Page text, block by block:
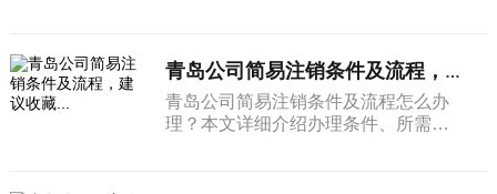
青岛公司简易注销条件及流程，建议收藏...
青岛公司简易注销条件及流程怎么办
理？本文详细介绍办理条件、所需材